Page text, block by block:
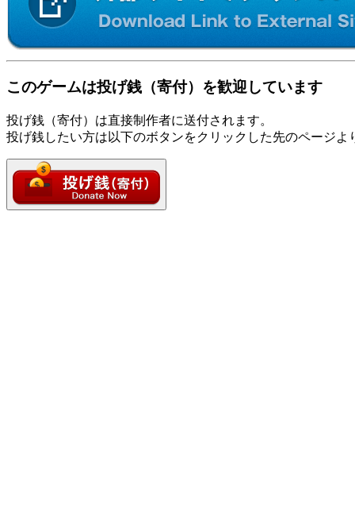
このゲームは投げ銭（寄付）を歓迎しています
投げ銭（寄付）は直接制作者に送付されます。
投げ銭したい方は以下のボタンをクリックした先のページよ